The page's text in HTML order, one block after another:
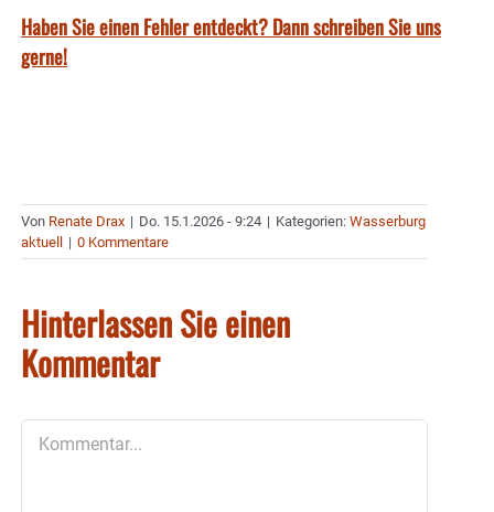
Haben Sie einen Fehler entdeckt? Dann schreiben Sie uns
gerne!
Von Renate Drax | Do. 15.1.2026 - 9:24 | Kategorien: Wasserburg
aktuell
| 0 Kommentare
Hinterlassen Sie einen
Kommentar